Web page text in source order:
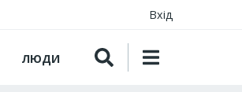
Вхід
ЛЮДИ